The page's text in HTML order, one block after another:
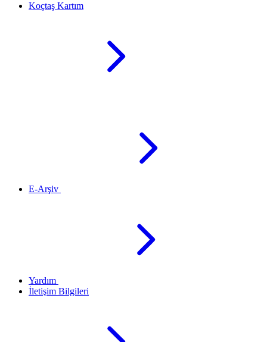
Koçtaş Kartım
E-Arşiv
Yardım
İletişim Bilgileri